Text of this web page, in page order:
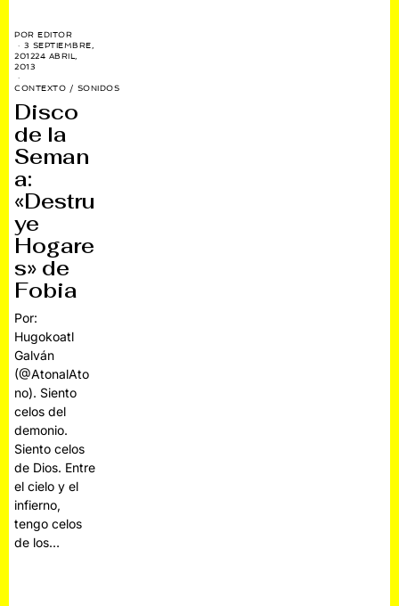
POREDITOR
3 SEPTIEMBRE,
201224 ABRIL,
2013
CONTEXTO / SONIDOS
Disco
de la
Seman
a:
«Destru
ye
Hogare
s» de
Fobia
Por:
Hugokoatl
Galván
(@AtonalAto
no). Siento
celos del
demonio.
Siento celos
de Dios. Entre
el cielo y el
infierno,
tengo celos
de los…